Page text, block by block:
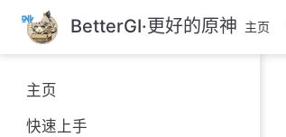
跳
至
主
要
內
容
BetterGI·更好的原神 主页
主页
快速上手